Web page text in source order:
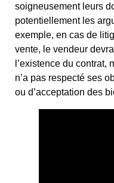
soigneusement leurs
potentiellement les
exemple, en cas de
vente, le vendeur
l’existence du contrat,
n’a pas respecté ses
ou d’acceptation des